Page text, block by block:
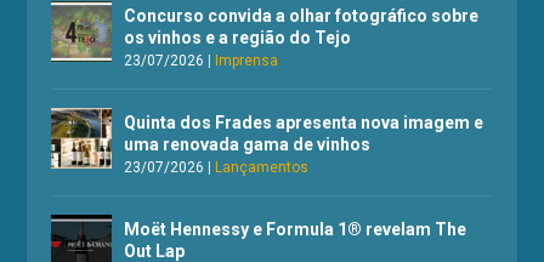
Concurso convida a olhar fotográfico sobre
os vinhos e a região do Tejo
23/07/2026 |Imprensa
Quinta dos Frades apresenta nova imagem e
uma renovada gama de vinhos
23/07/2026 |Lançamentos
Moët Hennessy e Formula 1® revelam The
Out Lap